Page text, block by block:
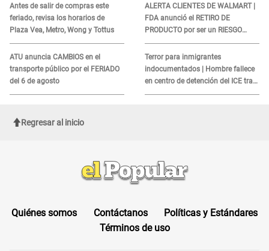
Antes de salir de compras este
feriado, revisa los horarios de
Plaza Vea, Metro, Wong y Tottus
ATU anuncia CAMBIOS en el
transporte público por el FERIADO
del 6 de agosto
ALERTA CLIENTES DE WALMART |
FDA anunció el RETIRO DE
PRODUCTO por ser un RIESGO
MORTAL para consumidores: ¿Cuál
es?
Terror para inmigrantes
indocumentados | Hombre fallece
en centro de detención del ICE tras
sufrir una "emergencia médica"
Regresar al inicio
Quiénes somos Contáctanos
Políticas y Estándares
Términos de uso